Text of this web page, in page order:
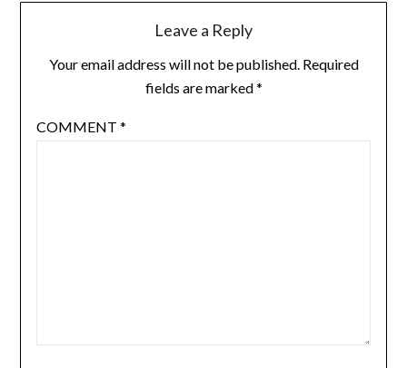
Leave a Reply
Your email address will not be published. Required
fields are marked*
COMMENT *